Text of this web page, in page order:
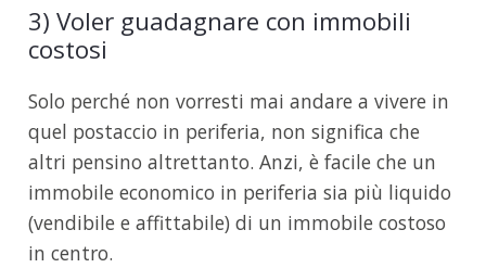
3) Voler guadagnare con immobili
costosi
Solo perché non vorresti mai andare a vivere in
quel postaccio in periferia, non significa che
altri pensino altrettanto. Anzi, è facile che un
immobile economico in periferia sia più liquido
(vendibile e affittabile) di un immobile costoso
in centro.